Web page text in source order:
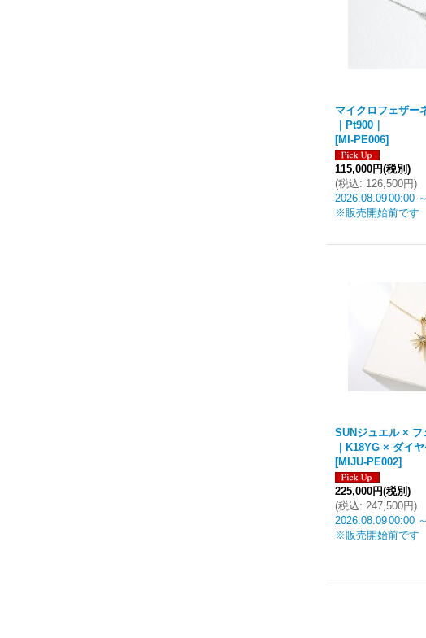
マイクロフェザー
｜Pt900｜
[MI-PE006]
115,000円(税別)
(税込: 126,500円)
2026.08.0900:00 ～
※販売開始前です
SUNジュエル × フ
｜K18YG × ダイヤ
[MIJU-PE002]
225,000円(税別)
(税込: 247,500円)
2026.08.0900:00 ～
※販売開始前です